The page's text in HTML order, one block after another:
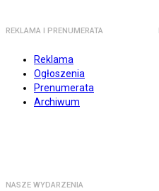
REKLAMA I PRENUMERATA
Reklama
Ogłoszenia
Prenumerata
Archiwum
NASZE WYDARZENIA